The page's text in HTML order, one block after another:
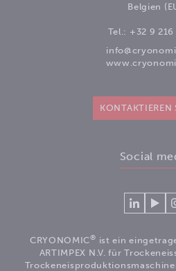
Belgien
Tel.: +32 9
KONTAKTIEREN
Social
Verlinken
sich
mit
auf
CRYONOMIC® ist ein
ARTIMPEX N.V. für